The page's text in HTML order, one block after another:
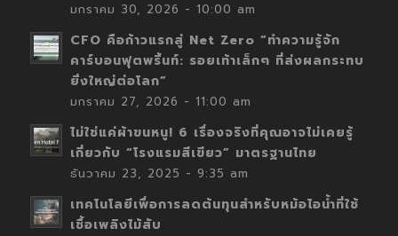
มกราคม 30, 2026 - 10:00 am
CFO คือก้าวแรกสู่ Net Zero “ทำความรู้จัก
คาร์บอนฟุตพริ้นท์: รอยเท้าเล็กๆ ที่ส่งผลกระทบ
ยิ่งใหญ่ต่อโลก”
มกราคม 27, 2026 - 11:00 am
ไม่ใช่แค่ผ้าขนหนู! 6 เรื่องจริงที่คุณอาจไม่เคยรู้
เกี่ยวกับ “โรงแรมสีเขียว” มาตรฐานไทย
ธันวาคม 23, 2025 - 9:35 am
เทคโนโลยีเพื่อการลดต้นทุนสำหรับหม้อไอน้ำที่ใช้
เชื้อเพลิงไม้สับ